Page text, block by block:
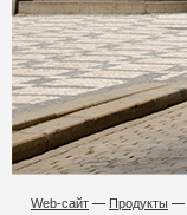
Web-сайт — Продукты —